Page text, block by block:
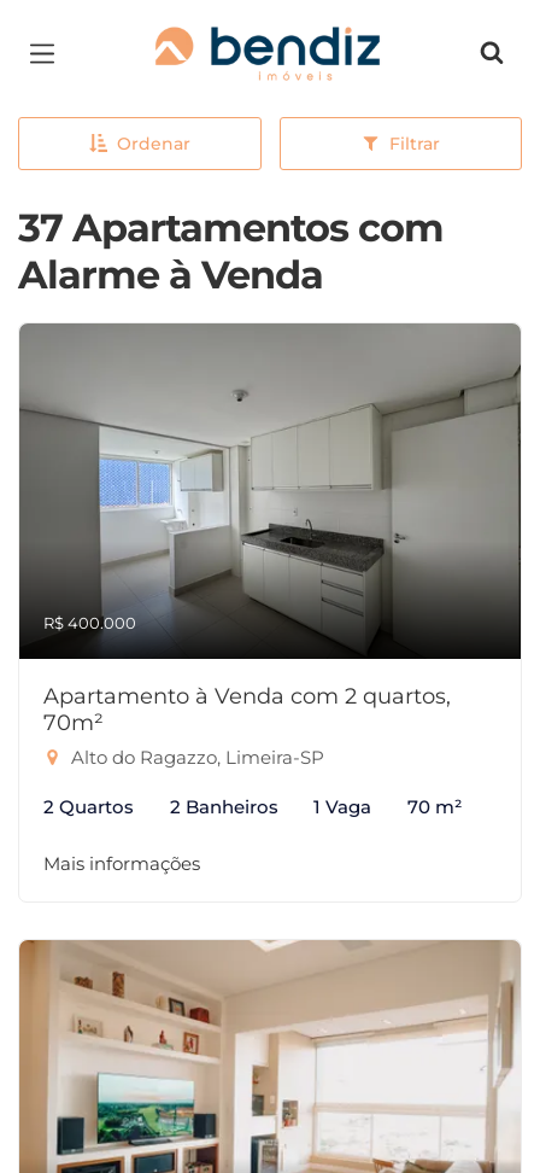
Página inicial
Ordenar Filtrar
37 Apartamentos com
Alarme à Venda
R$ 400.000
Apartamento à Venda com 2 quartos,
70m²
Alto do Ragazzo, Limeira-SP
2 Quartos 2 Banheiros 1 Vaga 70 m²
Mais informações